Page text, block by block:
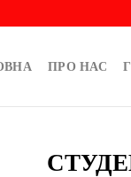
ПРО НАС